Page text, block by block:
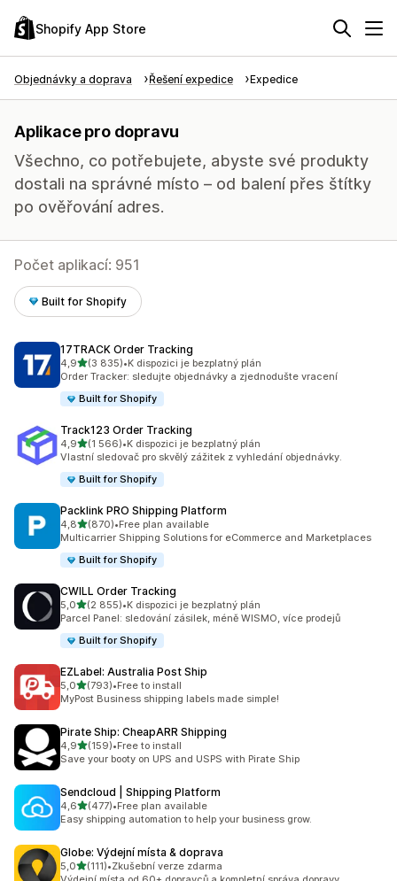
Shopify App Store
Objednávky a doprava Řešení expedice Expedice
Aplikace pro dopravu
Všechno, co potřebujete, abyste své produkty
dostali na správné místo – od balení přes štítky
po ověřování adres.
Počet aplikací: 951
Built for Shopify
17TRACK Order Tracking
4,9z 5 hvězd
(3 835)
Celkový počet recenzí: 3835
•K dispozici je bezplatný plán
Order Tracker: sledujte objednávky a zjednodušte vracení
Built for Shopify
Track123 Order Tracking
4,9z 5 hvězd
(1 566)
Celkový počet recenzí: 1566
•K dispozici je bezplatný plán
Vlastní sledovač pro skvělý zážitek z vyhledání objednávky.
Built for Shopify
Packlink PRO Shipping Platform
4,8z 5 hvězd
(870)
Celkový počet recenzí: 870
•Free plan available
Multicarrier Shipping Solutions for eCommerce and Marketplaces
Built for Shopify
CWILL Order Tracking
5,0z 5 hvězd
(2 855)
Celkový počet recenzí: 2855
•K dispozici je bezplatný plán
Parcel Panel: sledování zásilek, méně WISMO, více prodejů
Built for Shopify
EZLabel: Australia Post Ship
5,0z 5 hvězd
(793)
Celkový počet recenzí: 793
•Free to install
MyPost Business shipping labels made simple!
Pirate Ship: CheapARR Shipping
4,9z 5 hvězd
(159)
Celkový počet recenzí: 159
•Free to install
Save your booty on UPS and USPS with Pirate Ship
Sendcloud | Shipping Platform
4,6z 5 hvězd
(477)
Celkový počet recenzí: 477
•Free plan available
Easy shipping automation to help your business grow.
Globe: Výdejní místa & doprava
5,0z 5 hvězd
(111)
Celkový počet recenzí: 111
•Zkušební verze zdarma